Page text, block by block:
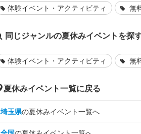
体験イベント・アクティビティ 無
同じジャンルの夏休みイベントを探す
体験イベント・アクティビティ 無
夏休みイベント一覧に戻る
埼玉県の夏休みイベント一覧へ